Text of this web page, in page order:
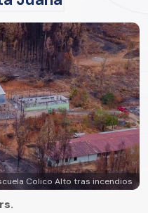
Colico Alto tras incendios